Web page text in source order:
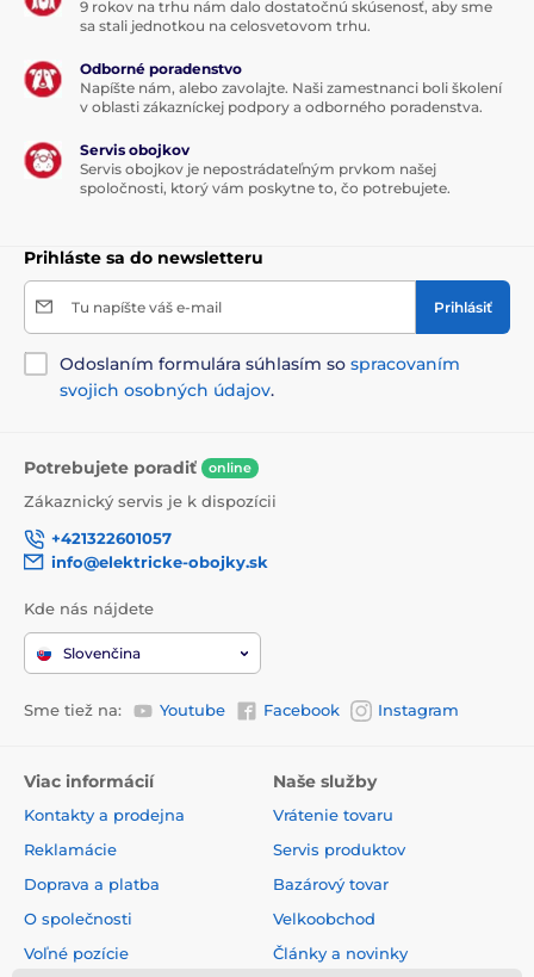
9 rokov na trhu nám dalo dostatočnú skúsenosť, aby sme
sa stali jednotkou na celosvetovom trhu.
Odborné poradenstvo
Napíšte nám, alebo zavolajte. Naši zamestnanci boli školení
v oblasti zákazníckej podpory a odborného poradenstva.
Servis obojkov
Servis obojkov je nepostrádateľným prvkom našej
spoločnosti, ktorý vám poskytne to, čo potrebujete.
Prihláste sa do newsletteru
Tu napíšte váš e-mail Prihlásiť
Odoslaním formulára súhlasím so spracovaním
svojich osobných údajov.
Potrebujete poradiť online
Zákaznický servis je k dispozícii
+421322601057
info@elektricke-obojky.sk
Kde nás nájdete
Slovenčina
Sme tiež na: Youtube Facebook Instagram
Viac informácií
Kontakty a prodejna
Reklamácie
Doprava a platba
O společnosti
Voľné pozície
Naše služby
Vrátenie tovaru
Servis produktov
Bazárový tovar
Velkoobchod
Články a novinky